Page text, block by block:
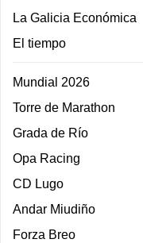
La Galicia Económica
El tiempo
Mundial 2026
Torre de Marathon
Grada de Río
Opa Racing
CD Lugo
Andar Miudiño
Forza Breo